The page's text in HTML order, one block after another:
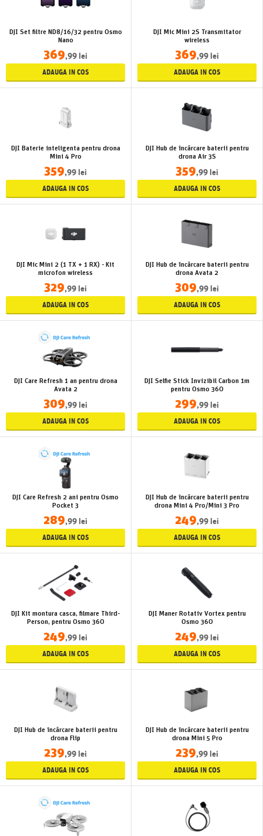
DJI Set filtre ND8/16/32 pentru Osmo
Nano
369,99 lei
ADAUGA IN COS
DJI Mic Mini 2S Transmitator
wireless
369,99 lei
ADAUGA IN COS
DJI Baterie inteligenta pentru drona
Mini 4 Pro
359,99 lei
ADAUGA IN COS
DJI Hub de încărcare baterii pentru
drona Air 3S
359,99 lei
ADAUGA IN COS
DJI Mic Mini 2 (1 TX + 1 RX) - Kit
microfon wireless
329,99 lei
ADAUGA IN COS
DJI Hub de încărcare baterii pentru
drona Avata 2
309,99 lei
ADAUGA IN COS
DJI Care Refresh 1 an pentru drona
Avata 2
309,99 lei
ADAUGA IN COS
DJI Selfie Stick Invizibil Carbon 1m
pentru Osmo 360
299,99 lei
ADAUGA IN COS
DJI Care Refresh 2 ani pentru Osmo
Pocket 3
289,99 lei
ADAUGA IN COS
DJI Hub de încărcare baterii pentru
drona Mini 4 Pro/Mini 3 Pro
249,99 lei
ADAUGA IN COS
DJI Kit montura casca, filmare Third-
Person, pentru Osmo 360
249,99 lei
ADAUGA IN COS
DJI Maner Rotativ Vortex pentru
Osmo 360
249,99 lei
ADAUGA IN COS
DJI Hub de încărcare baterii pentru
drona Flip
239,99 lei
ADAUGA IN COS
DJI Hub de încărcare baterii pentru
drona Mini 5 Pro
239,99 lei
ADAUGA IN COS